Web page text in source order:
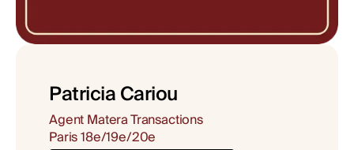
Patricia Cariou
Agent Matera Transactions
Paris 18e/19e/20e